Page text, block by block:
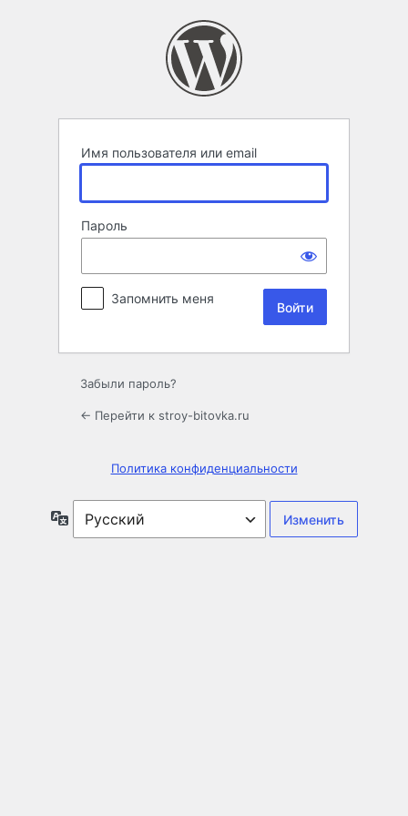
Имя пользователя или email
Пароль
Запомнить меня
Забыли пароль?
← Перейти к stroy-bitovka.ru
Политика конфиденциальности
Язык